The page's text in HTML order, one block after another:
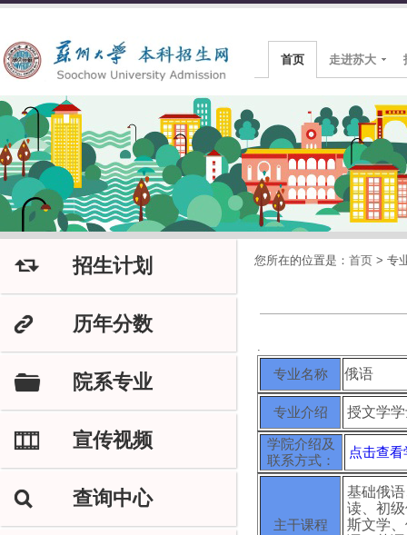
首页 走进苏大
J 招生计划
K 历年分数
F 院系专业
M 宣传视频
L 查询中心
您所在的位置是： 首页 > 专
.
专业名称 俄语
专业介绍 授文学
学院介绍及
联系方式：
点击查
主干课程
基础俄
读、初
斯文学